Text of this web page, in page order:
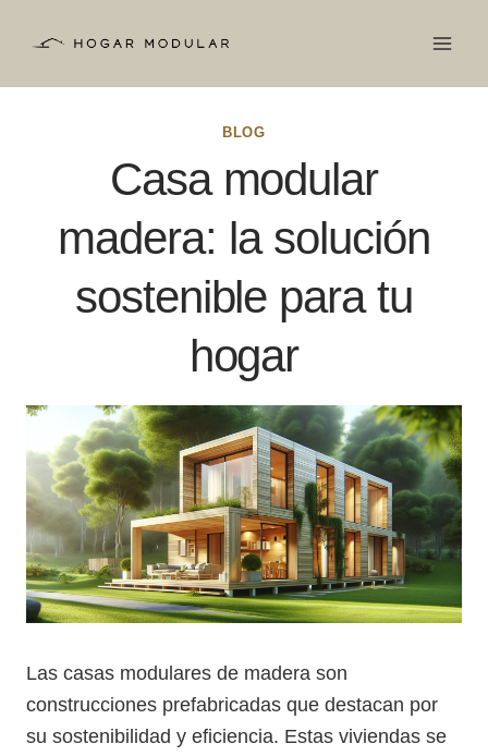
BLOG
Casa modular
madera: la solución
sostenible para tu
hogar
Las casas modulares de madera son
construcciones prefabricadas que destacan por
su sostenibilidad y eficiencia. Estas viviendas se